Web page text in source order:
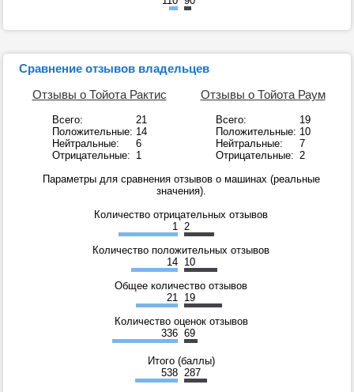
Сравнение отзывов владельцев
Отзывы о Тойота Рактис
Всего:
21
Положительные: 14
Нейтральные:
6
Отрицательные: 1
Отзывы о Тойота Раум
Всего:
19
Положительные: 10
Нейтральные:
7
Отрицательные: 2
Параметры для сравнения отзывов о машинах (реальные
значения).
Количество отрицательных отзывов
1 2
Количество положительных отзывов
14 10
Общее количество отзывов
21 19
Количество оценок отзывов
336 69
Итого (баллы)
538 287